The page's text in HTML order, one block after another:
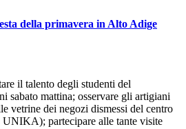
della primavera in Alto Adige
il talento degli studenti del
sabato mattina; osservare gli artigiani
vetrine dei negozi dismessi del centro
partecipare alle tante visite